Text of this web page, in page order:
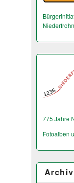
775 Jahre
Fotoalben
Archiv